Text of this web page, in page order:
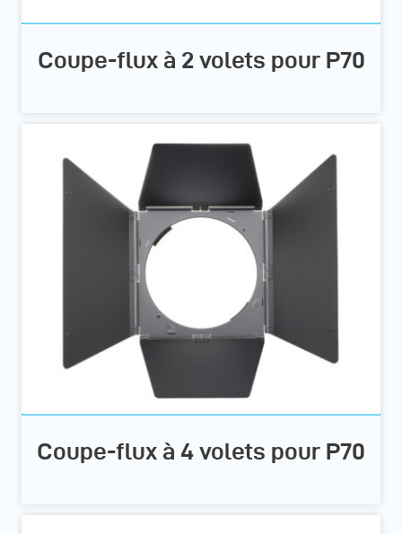
Coupe-flux à 2 volets pour P70
Coupe-flux à 4 volets pour P70